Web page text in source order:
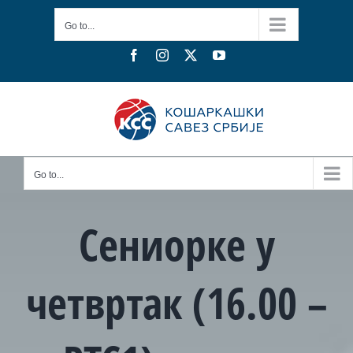
Go to...
FacebookInstagram YouTube
Go to...
Сениорке у
четвртак (16.00 –